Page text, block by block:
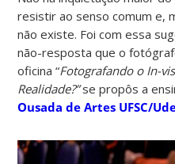
resistir ao senso comum e,
não existe. Foi com essa
não-resposta que o
oficina “Fotografando o In-
Realidade?”se propôs a
Ousada de Artes UFSC/